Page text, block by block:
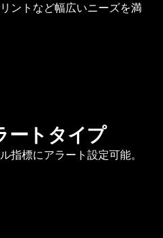
ントなど幅広いニーズを満
ートタイプ
指標にアラート設定可能。